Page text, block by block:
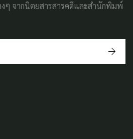
ๆ จากนิตยสารสารคดีและสำนักพิมพ์